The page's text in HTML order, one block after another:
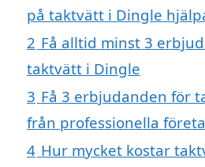
på taktvätt i Dingle
2 Få alltid minst 3
taktvätt i Dingle
3 Få 3 erbjudanden för
från professionella
4 Hur mycket kostar